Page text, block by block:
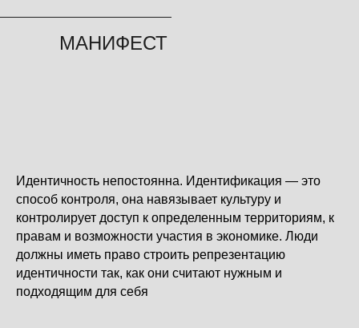
МАНИФЕСТ
Идентичность непостоянна. Идентификация — это
способ контроля, она навязывает культуру и
контролирует доступ к определенным территориям, к
правам и возможности участия в экономике. Люди
должны иметь право строить репрезентацию
идентичности так, как они считают нужным и
подходящим для себя